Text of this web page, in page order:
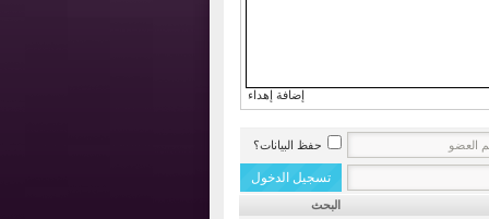
إضافة إهداء
حفظ البيانات؟
البحث